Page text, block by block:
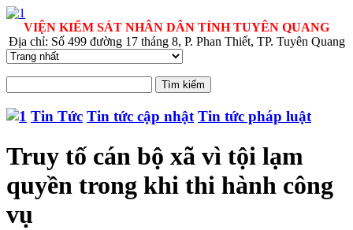
VIỆN KIỂM SÁT NHÂN DÂN TỈNH TUYÊN QUANG
Địa chỉ: Số 499 đường 17 tháng 8, P. Phan Thiết, TP. Tuyên Quang
Tin Tức Tin tức cập nhật Tin tức pháp luật
Truy tố cán bộ xã vì tội lạm
quyền trong khi thi hành công
vụ